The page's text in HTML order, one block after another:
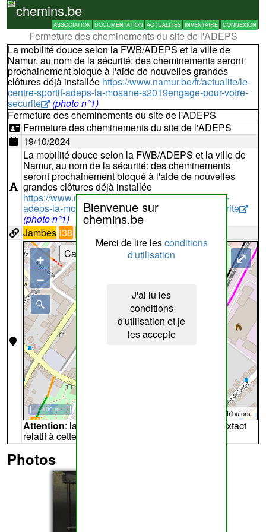
chemins.be
ASSOCIATION DOCUMENTATION ACTUALITÉS INVENTAIRE CONNEXION
Fermeture des cheminements du site de l'ADEPS
Bienvenue sur
chemins.be
Merci de lire lesconditions
d'utilisation
J'ai lu les
conditions
d'utilisation et je
les accepte
La mobilité douce selon la FWB/ADEPS et la ville de
Namur, au nom de la sécurité: des cheminements seront
prochainement bloqué à l'aide de nouvelles grandes
clôtures déjà installée https://www.namur.be/fr/actualite/le-
centre-sportif-adeps-la-mosane-s2019engage-pour-votre-
securite
(photo n°1)
Fermeture des cheminements du site de l'ADEPS
Fermeture des cheminements du site de l'ADEPS
19/10/2024
La mobilité douce selon la FWB/ADEPS et la ville de
Namur, au nom de la sécurité: des cheminements
seront prochainement bloqué à l'aide de nouvelles
grandes clôtures déjà installée
https://www.namur.be/fr/actualite/le-centre-sportif-
adeps-la-mosane-s2019engage-pour-votre-securite
(photo n°1)
Jambes i38
contributors.
100 m
+
−
⤢
Cartes
Attention: la carte peut ne pas refléter l'endroit extact
relatif à cette archive
Photos